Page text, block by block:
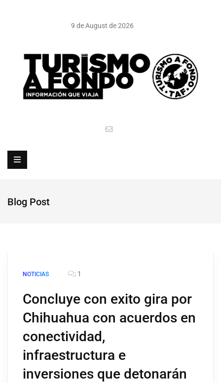
9 de August de 2026
Blog Post
NOTICIAS 1
Concluye con exito gira por
Chihuahua con acuerdos en
conectividad,
infraestructura e
inversiones que detonarán